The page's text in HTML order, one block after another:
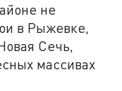
не
в Рыжевке,
Сечь,
массивах